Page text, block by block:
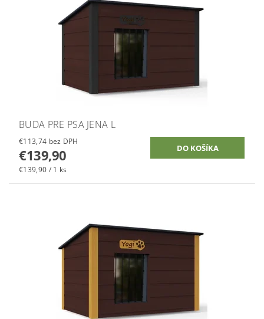
BUDA PRE PSA JENA L
€113,74 bez DPH
€139,90
€139,90 / 1 ks